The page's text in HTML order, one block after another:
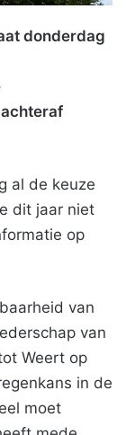
donderdag
al de keuze
dit jaar niet
op
van
van
Weert op
in de
moet